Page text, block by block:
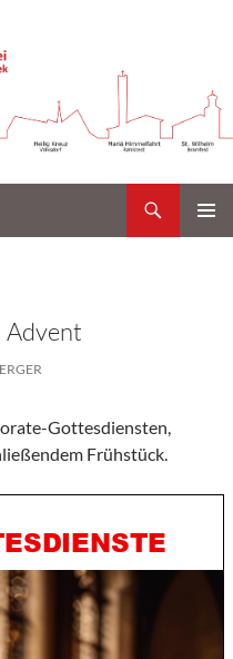
Advent
Gottesdiensten,
Frühstück.